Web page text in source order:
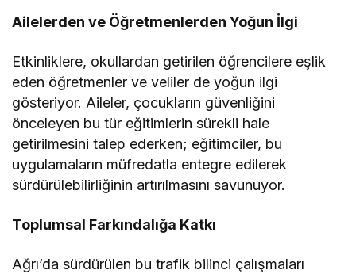
Ailelerden ve Öğretmenlerden Yoğun İlgi
Etkinliklere, okullardan getirilen öğrencilere eşlik
eden öğretmenler ve veliler de yoğun ilgi
gösteriyor. Aileler, çocukların güvenliğini
önceleyen bu tür eğitimlerin sürekli hale
getirilmesini talep ederken; eğitimciler, bu
uygulamaların müfredatla entegre edilerek
sürdürülebilirliğinin artırılmasını savunuyor.
Toplumsal Farkındalığa Katkı
Ağrı’da sürdürülen bu trafik bilinci çalışmaları